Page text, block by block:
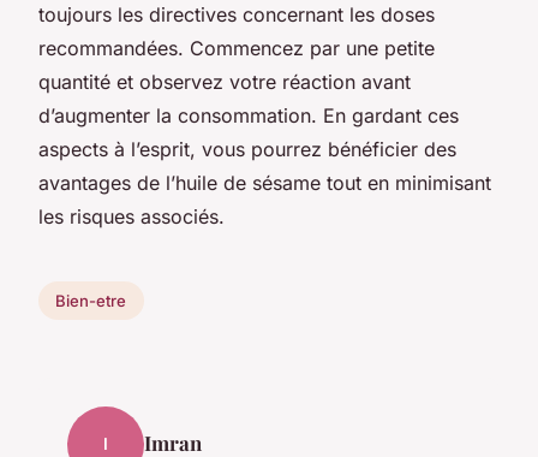
toujours les directives concernant les doses
recommandées. Commencez par une petite
quantité et observez votre réaction avant
d’augmenter la consommation. En gardant ces
aspects à l’esprit, vous pourrez bénéficier des
avantages de l’huile de sésame tout en minimisant
les risques associés.
Bien-etre
I Imran